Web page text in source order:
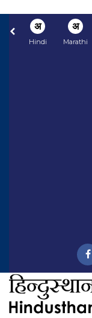
अ
Hindi
अ
Marathi